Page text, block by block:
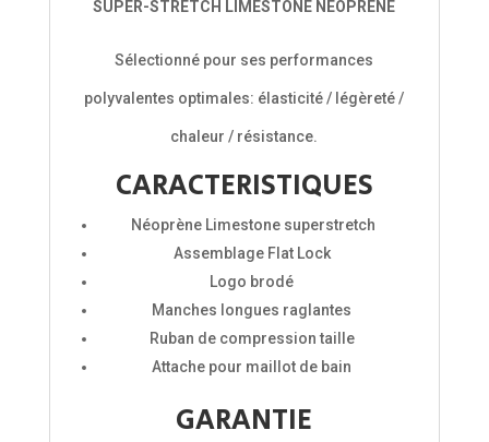
SUPER-STRETCH LIMESTONE NEOPRENE
Sélectionné pour ses performances
polyvalentes optimales: élasticité / légèreté /
chaleur / résistance.
CARACTERISTIQUES
Néoprène Limestone superstretch
Assemblage Flat Lock
Logo brodé
Manches longues raglantes
Ruban de compression taille
Attache pour maillot de bain
GARANTIE